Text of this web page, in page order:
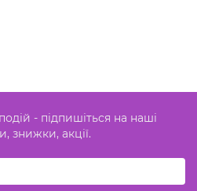
- підпишіться на наші
знижки, акції.